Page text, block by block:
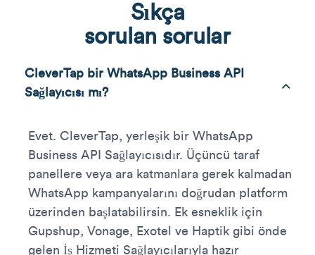
Sıkça
sorulan sorular
CleverTap bir WhatsApp Business API
Sağlayıcısı mı?
Evet. CleverTap, yerleşik bir WhatsApp
Business API Sağlayıcısıdır. Üçüncü taraf
panellere veya ara katmanlara gerek kalmadan
WhatsApp kampanyalarını doğrudan platform
üzerinden başlatabilirsin. Ek esneklik için
Gupshup, Vonage, Exotel ve Haptik gibi önde
gelen İş Hizmeti Sağlayıcılarıyla hazır